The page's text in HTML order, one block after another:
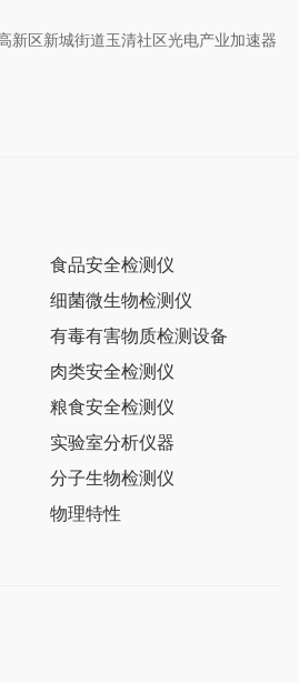
新区新城街道玉清社区光电产业加速器
食品安全检测仪
细菌微生物检测仪
有毒有害物质检测设备
肉类安全检测仪
粮食安全检测仪
实验室分析仪器
分子生物检测仪
物理特性